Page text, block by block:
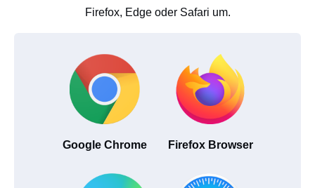
Firefox, Edge oder Safari um.
Google Chrome Firefox Browser